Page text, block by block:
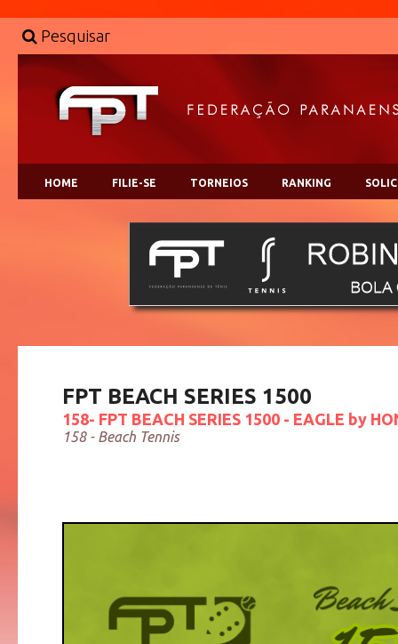
Pesquisar
HOME FILIE-SE TORNEIOS RANKING
FPT BEACH SERIES 1500
158- FPT BEACH SERIES 1500 - EAGLE by
158 - Beach Tennis